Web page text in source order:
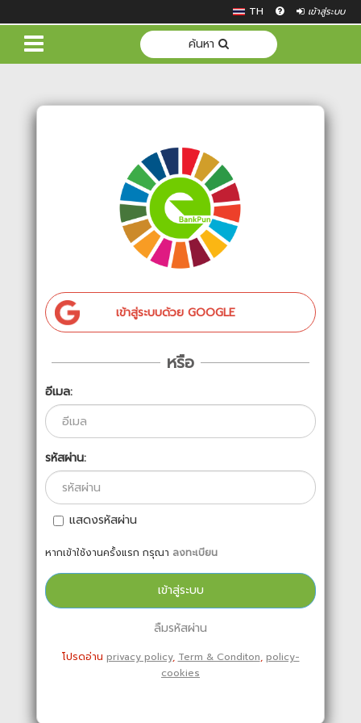
TH เข้าสู่ระบบ
ค้นหา
เข้าสู่ระบบด้วย GOOGLE
หรือ
อีเมล:
รหัสผ่าน:
แสดงรหัสผ่าน
หากเข้าใช้งานครั้งแรก กรุณา ลงทะเบียน
ลืมรหัสผ่าน
โปรดอ่าน privacy policy, Term & Conditon, policy-
cookies